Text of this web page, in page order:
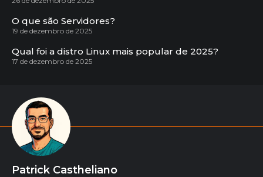
O que são Servidores?
19 de dezembro de 2025
Qual foi a distro Linux mais popular de 2025?
17 de dezembro de 2025
Patrick Castheliano